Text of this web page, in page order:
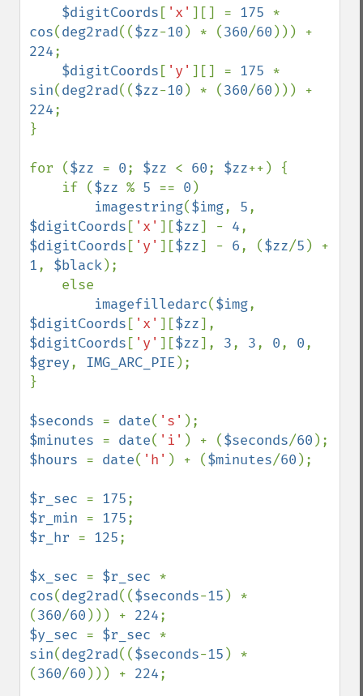
$digitCoords [ 'x' ][] = 175
cos(deg2rad(($zz-10 ) * (360/60
224;
$digitCoords [ 'y' ][] = 175
sin(deg2rad(($zz-10 ) * (360/60
224;
}
for ($zz = 0; $zz < 60; $zz++) {
    if (
$zz % 5 == 0 )
imagestring($img, 5
$digitCoords [ 'x' ][$zz] - 4
$digitCoords [ 'y' ][$zz] - 6, ($zz/5
1, $black);
imagefilledarc($img
$digitCoords [ 'x' ][$zz
$digitCoords [ 'y' ][$zz], 3, 3, 0, 0
$grey, IMG_ARC_PIE );
}
$seconds = date( 's'
$minutes = date( 'i' ) + ($seconds/60
$hours = date( 'h' ) + ($minutes/60 );
$r_sec = 175
$r_min = 175
$r_hr = 125;
$x_sec = $r_sec
cos(deg2rad(($seconds-15 ) *
(360/60 ))) + 224
$y_sec = $r_sec
sin(deg2rad(($seconds-15 ) *
(360/60 ))) + 224;